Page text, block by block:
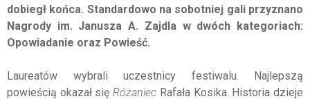
dobiegł końca. Standardowo na sobotniej gali przyznano
Nagrody im. Janusza A. Zajdla w dwóch kategoriach:
Opowiadanie oraz Powieść.
Laureatów wybrali uczestnicy festiwalu. Najlepszą
powieścią okazał sięRóżaniec Rafała Kosika. Historia dzieje